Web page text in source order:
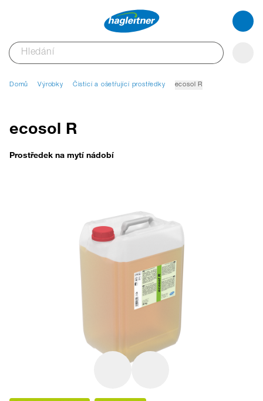
Domů Výrobky Čisticí a ošetřující prostředky ecosol R
ecosol R
Prostředek na mytí nádobí